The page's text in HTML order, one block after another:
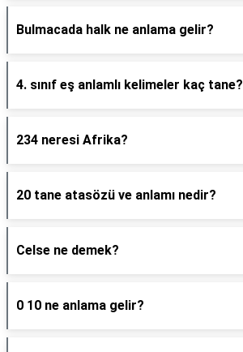
Bulmacada halk ne anlama gelir?
4. sınıf eş anlamlı kelimeler kaç tane?
234 neresi Afrika?
20 tane atasözü ve anlamı nedir?
Celse ne demek?
0 10 ne anlama gelir?